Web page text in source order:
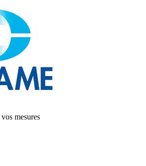
mesures